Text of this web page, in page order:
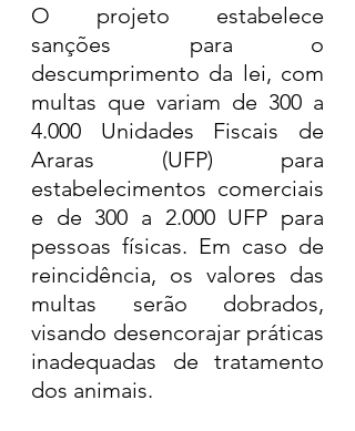
O projeto estabelece
sanções para o
descumprimento da lei, com
multas que variam de 300 a
4.000 Unidades Fiscais de
Araras (UFP) para
estabelecimentos comerciais
e de 300 a 2.000 UFP para
pessoas físicas. Em caso de
reincidência, os valores das
multas serão dobrados,
visando desencorajar práticas
inadequadas de tratamento
dos animais.